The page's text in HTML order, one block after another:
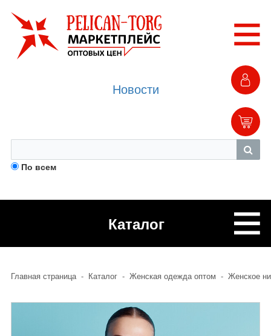
По всем
Новости
Каталог
Главная страница - Каталог - Женская одежда оптом - Женское